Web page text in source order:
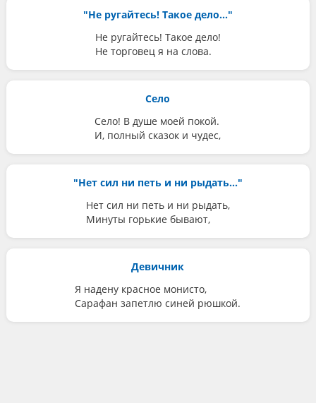
"Не ругайтесь! Такое дело..."
Не ругайтесь! Такое дело!
Не торговец я на слова.
Село
Село! В душе моей покой.
И, полный сказок и чудес,
"Нет сил ни петь и ни рыдать..."
Нет сил ни петь и ни рыдать,
Минуты горькие бывают,
Девичник
Я надену красное монисто,
Сарафан запетлю синей рюшкой.